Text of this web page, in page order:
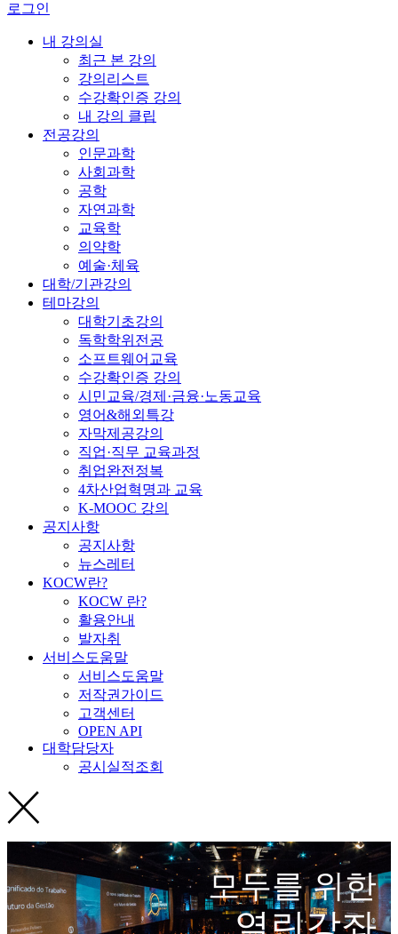
로그인
내 강의실
최근 본 강의
강의리스트
수강확인증 강의
내 강의 클립
전공강의
인문과학
사회과학
공학
자연과학
교육학
의약학
예술·체육
대학/기관강의
테마강의
대학기초강의
독학학위전공
소프트웨어교육
수강확인증 강의
시민교육/경제·금융·노동교육
영어&해외특강
자막제공강의
직업·직무 교육과정
취업완전정복
4차산업혁명과 교육
K-MOOC 강의
공지사항
공지사항
뉴스레터
KOCW란?
KOCW 란?
활용안내
발자취
서비스도움말
서비스도움말
저작권가이드
고객센터
OPEN API
대학담당자
공시실적조회
모두를 위한